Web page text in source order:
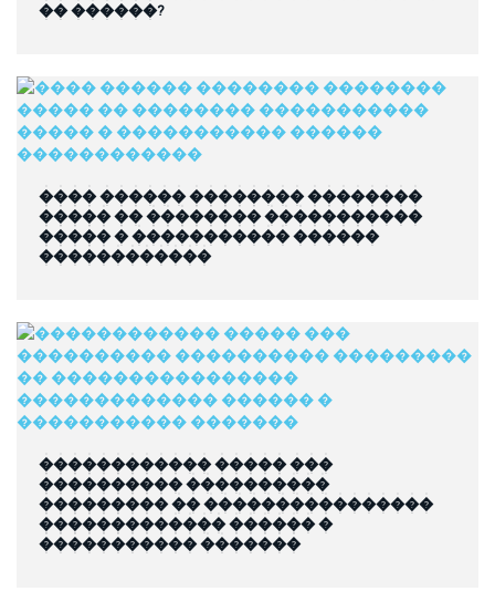
�� ������?
���� ������ �������� ��������
����� �� �������� �����������
����� � ����������� ������
������������
������������ ����� ���
���������� ����������
��������� �� ����������������
������������� ������ �
����������� �������